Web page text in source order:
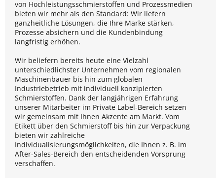
von Hochleistungsschmierstoffen und Prozessmedien
bieten wir mehr als den Standard: Wir liefern
ganzheitliche Lösungen, die Ihre Marke stärken,
Prozesse absichern und die Kundenbindung
langfristig erhöhen.
Wir beliefern bereits heute eine Vielzahl
unterschiedlichster Unternehmen vom regionalen
Maschinenbauer bis hin zum globalen
Industriebetrieb mit individuell konzipierten
Schmierstoffen. Dank der langjährigen Erfahrung
unserer Mitarbeiter im Private Label-Bereich setzen
wir gemeinsam mit Ihnen Akzente am Markt. Vom
Etikett über den Schmierstoff bis hin zur Verpackung
bieten wir zahlreiche
Individualisierungsmöglichkeiten, die Ihnen z. B. im
After-Sales-Bereich den entscheidenden Vorsprung
verschaffen.